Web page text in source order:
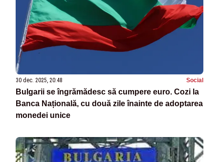
30 dec. 2025, 20:48 Social
Bulgarii se îngrămădesc să cumpere euro. Cozi la
Banca Națională, cu două zile înainte de adoptarea
monedei unice